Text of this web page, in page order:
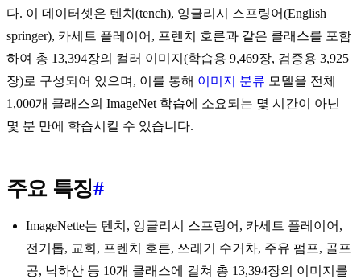
다. 이 데이터셋은 텐치(tench), 잉글리시 스프링어(English
springer), 카세트 플레이어, 프렌치 호른과 같은 클래스를 포함
하여 총 13,394장의 컬러 이미지(학습용 9,469장, 검증용 3,925
장)로 구성되어 있으며, 이를 통해 이미지 분류 모델을 전체
1,000개 클래스의 ImageNet 학습에 소요되는 몇 시간이 아닌
몇 분 만에 학습시킬 수 있습니다.
주요 특징#
ImageNette는 텐치, 잉글리시 스프링어, 카세트 플레이어,
전기톱, 교회, 프렌치 호른, 쓰레기 수거차, 주유 펌프, 골프
공, 낙하산 등 10개 클래스에 걸쳐 총 13,394장의 이미지를